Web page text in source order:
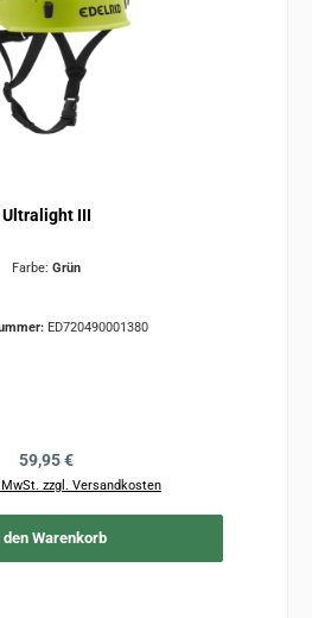
Ultralight III
Farbe: Grün
ED720490001380
Regulärer Preis:
59,95 €
zzgl. Versandkosten
den Warenkorb